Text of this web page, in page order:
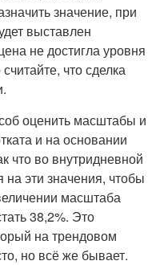
значение, при
выставлен
не достигла уровня
что сделка
оценить масштабы и
и на основании
что во внутридневной
эти значения, чтобы
масштаба
38,2%. Это
на трендовом
но всё же бывает.